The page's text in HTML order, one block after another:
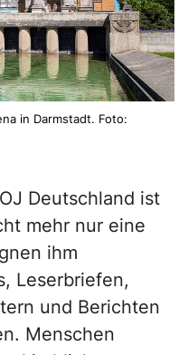
in Darmstadt. Foto:
Deutschland ist
mehr nur eine
ihm
Leserbriefen,
und Berichten
Menschen